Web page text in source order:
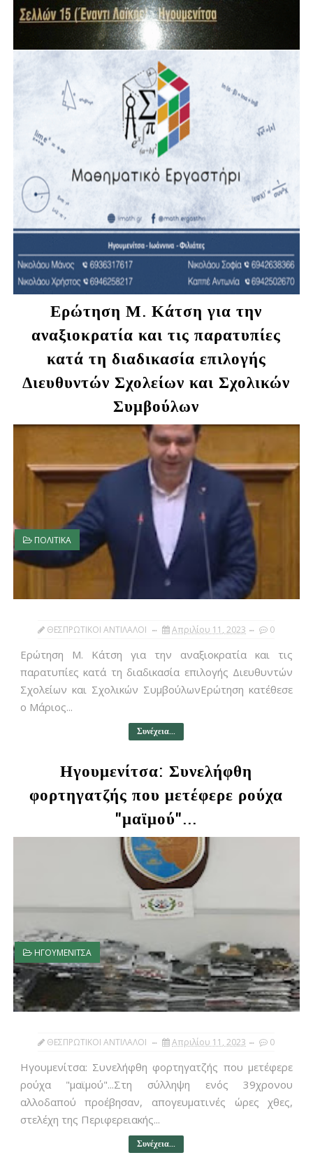
Ερώτηση Μ. Κάτση για την
αναξιοκρατία και τις παρατυπίες
κατά τη διαδικασία επιλογής
Διευθυντών Σχολείων και Σχολικών
Συμβούλων
ΠΟΛΙΤΙΚΑ
ΘΕΣΠΡΩΤΙΚΟΙ ΑΝΤΙΛΑΛΟΙ Απριλίου 11, 2023 0
Ερώτηση Μ. Κάτση για την αναξιοκρατία και τις
παρατυπίες κατά τη διαδικασία επιλογής Διευθυντών
Σχολείων και Σχολικών ΣυμβούλωνΕρώτηση κατέθεσε
ο Μάριος...
Συνέχεια...
Ηγουμενίτσα: Συνελήφθη
φορτηγατζής που μετέφερε ρούχα
"μαϊμού"...
ΗΓΟΥΜΕΝΙΤΣΑ
ΘΕΣΠΡΩΤΙΚΟΙ ΑΝΤΙΛΑΛΟΙ Απριλίου 11, 2023 0
Ηγουμενίτσα: Συνελήφθη φορτηγατζής που μετέφερε
ρούχα "μαϊμού"...Στη σύλληψη ενός 39χρονου
αλλοδαπού προέβησαν, απογευματινές ώρες χθες,
στελέχη της Περιφερειακής...
Συνέχεια...